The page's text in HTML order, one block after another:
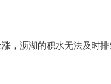
，沥湖的积水无法及时